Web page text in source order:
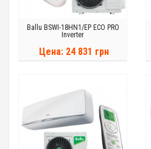
Ballu BSWI-18HN1/EP ECO PRO
Inverter
Цена: 24 831 грн